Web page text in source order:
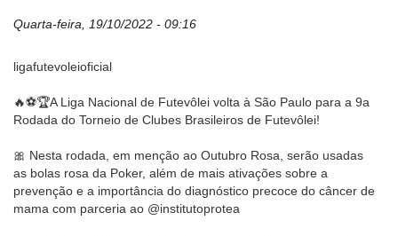
Quarta-feira, 19/10/2022 - 09:16
ligafutevoleioficial
🔥⚽️🏆A Liga Nacional de Futevôlei volta à São Paulo para a 9a
Rodada do Torneio de Clubes Brasileiros de Futevôlei!
🎀 Nesta rodada, em menção ao Outubro Rosa, serão usadas
as bolas rosa da Poker, além de mais ativações sobre a
prevenção e a importância do diagnóstico precoce do câncer de
mama com parceria ao @institutoprotea